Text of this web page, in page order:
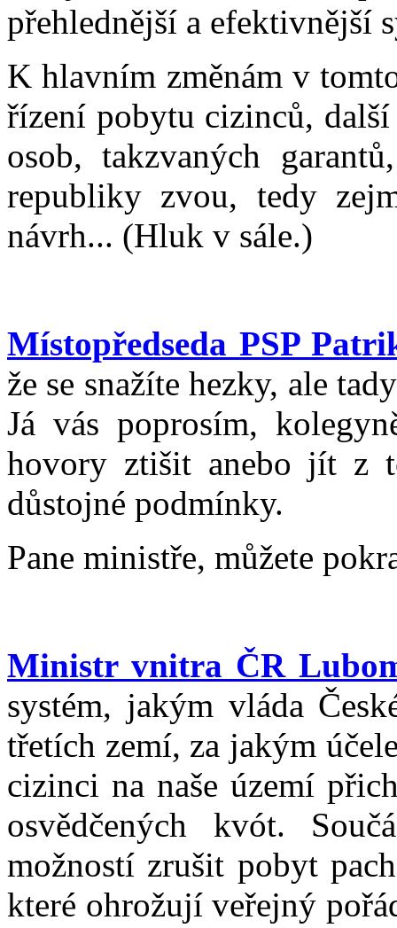
přehlednější a efektivnější
K hlavním změnám v
řízení pobytu cizinců,
osob, takzvaných
republiky zvou, tedy
návrh... (Hluk v sále.)
Místopředseda PSP
že se snažíte hezky, ale
Já vás poprosím,
hovory ztišit anebo jít z
důstojné podmínky.
Pane ministře, můžete
Ministr vnitra ČR
systém, jakým vláda
třetích zemí, za jakým
cizinci na naše území
osvědčených kvót.
možností zrušit pobyt
které ohrožují veřejný